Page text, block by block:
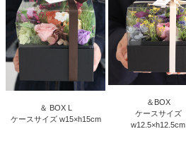
＆ BOX L
ケースサイズ w15×h15cm
＆BOX
ケースサイズ
w12.5×h12.5cm